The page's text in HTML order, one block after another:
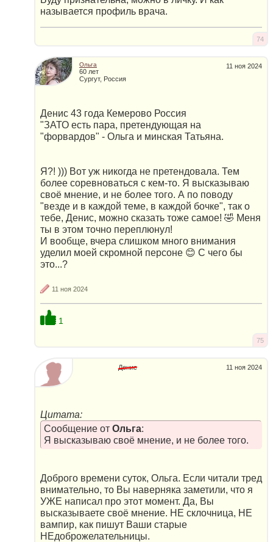
называется профиль врача.
74
11 ноя 2024
Ольга
60 лет
Сургут, Россия
Денис 43 года Кемерово Россия
"ЗАТО есть пара, претендующая на
"форвардов" - Ольга и минская Татьяна.
Я?! ))) Вот уж никогда не претендовала. Тем
более соревноваться с кем-то. Я высказываю
своё мнение, и не более того. А по поводу
"везде и в каждой теме, в каждой бочке", так о
тебе, Денис, можно сказать тоже самое! 🤣 Меня
ты в этом точно переплюнул!
И вообще, вчера слишком много внимания
уделил моей скромной персоне 😊 С чего бы
это...?
11 ноя 2024
1
75
11 ноя 2024
Денис
Цитата:
Сообщение от Ольга:
Я высказываю своё мнение, и не более того.
Доброго времени суток, Ольга. Если читали тред
внимательно, то Вы наверняка заметили, что я
УЖЕ написал про этот момент. Да, Вы
высказываете своё мнение. НЕ склочница, НЕ
вампир, как пишут Ваши старые
НЕдоброжелательницы.